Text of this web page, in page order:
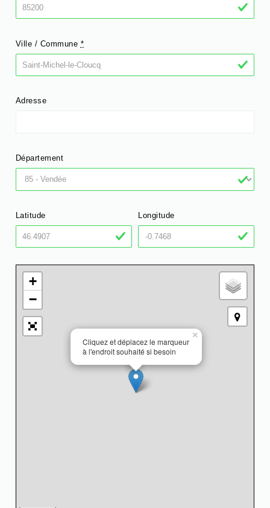
Ville / Commune *
Adresse
Département
Latitude Longitude
Cliquez et déplacez le marqueur
à l'endroit souhaité si besoin
×
+
−